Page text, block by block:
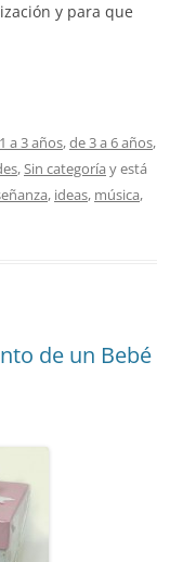
y para que
a 3 años,de 3 a 6 años,
,Sin categoría y está
, ideas, música,
de un Bebé